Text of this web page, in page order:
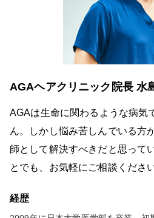
AGAヘアクリニック院長 水
AGAは生命に関わるような病気
ん。しかし悩み苦しんでいる方
師として解決すべきだと思って
とでも、お気軽にご相談ください
経歴